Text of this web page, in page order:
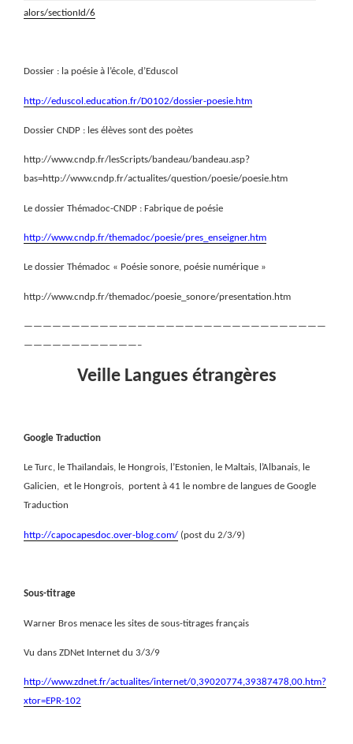
alors/sectionId/6
Dossier : la poésie à l’école, d’Eduscol
http://eduscol.education.fr/D0102/dossier-poesie.htm
Dossier CNDP : les élèves sont des poètes
http://www.cndp.fr/lesScripts/bandeau/bandeau.asp?
bas=http://www.cndp.fr/actualites/question/poesie/poesie.htm
Le dossier Thémadoc-CNDP : Fabrique de poésie
http://www.cndp.fr/themadoc/poesie/pres_enseigner.htm
Le dossier Thémadoc « Poésie sonore, poésie numérique »
http://www.cndp.fr/themadoc/poesie_sonore/presentation.htm
————————————————————————————————
————————————–
Veille Langues étrangères
Google Traduction
Le Turc, le Thaïlandais, le Hongrois, l’Estonien, le Maltais, l’Albanais, le
Galicien, et le Hongrois, portent à 41 le nombre de langues de Google
Traduction
http://capocapesdoc.over-blog.com/ (post du 2/3/9)
Sous-titrage
Warner Bros menace les sites de sous-titrages français
Vu dans ZDNet Internet du 3/3/9
http://www.zdnet.fr/actualites/internet/0,39020774,39387478,00.htm?
xtor=EPR-102